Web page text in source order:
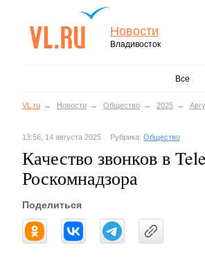
Новости
Владивосток
Все
VL.ru Новости Общество 2025
13:56, 14 августа 2025 Рубрика: Общество
Качество звонков в
Роскомнадзора
Поделиться